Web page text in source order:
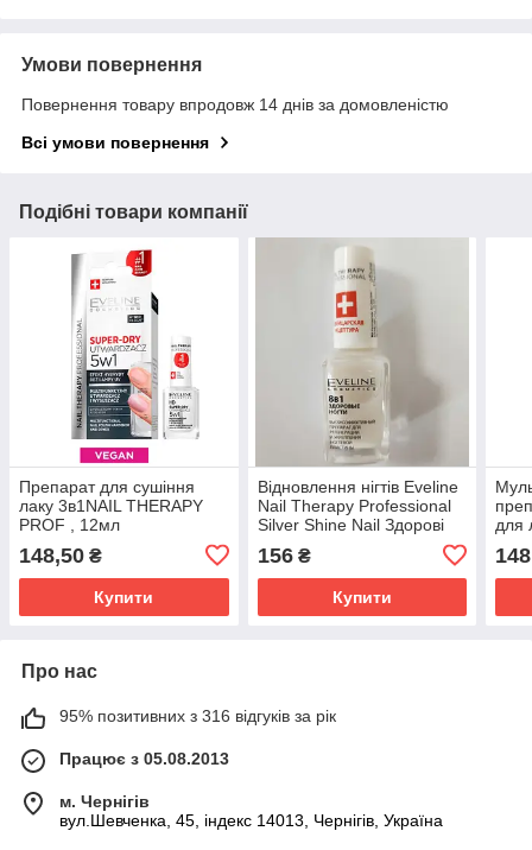
Умови повернення
Повернення товару впродовж 14 днів за домовленістю
Всі умови повернення
Подібні товари компанії
Препарат для сушіння
лаку 3в1NAIL THERAPY
PROF , 12мл
148,50 ₴
Купити
Відновлення нігтів Eveline
Nail Therapy Professional
Silver Shine Nail Здорові
156₴
Купити
для
Про нас
95% позитивних з 316 відгуків за рік
Працює з 05.08.2013
м. Чернігів
вул.Шевченка, 45, індекс 14013, Чернігів, Україна